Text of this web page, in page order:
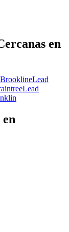
en
BrooklineLead
Lead